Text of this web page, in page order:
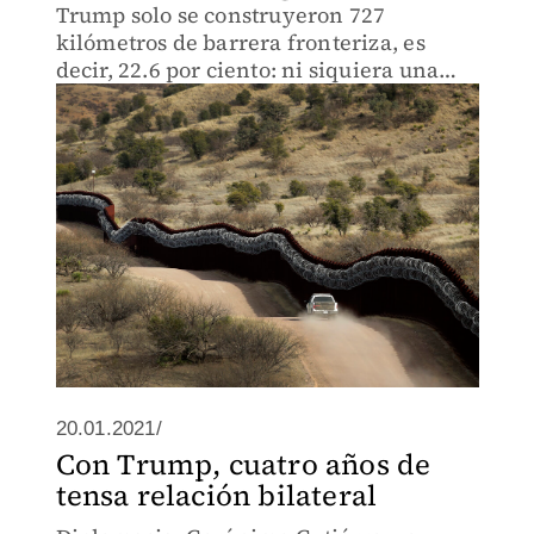
Trump solo se construyeron 727
kilómetros de barrera fronteriza, es
decir, 22.6 por ciento: ni siquiera una
cuarta parte del proyecto emblemático
en su campaña electoral.
20.01.2021/
Con Trump, cuatro años de
tensa relación bilateral